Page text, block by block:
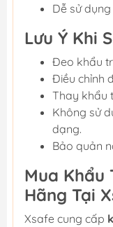
Dễ sử
Lưu Ý Khi
Đeo khẩu
Điều chỉnh
Thay khẩu
Không sử
dạng.
Bảo quản
Mua Khẩu
Hãng Tại
Xsafe cung cấp